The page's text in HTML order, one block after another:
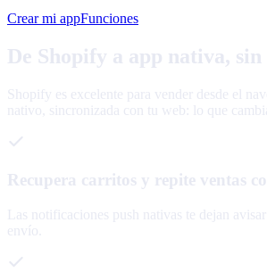
Crear mi appFunciones
De Shopify a app nativa,
Shopify es excelente para vender desde el
nativo, sincronizada con tu web: lo que
Recupera carritos y repite ventas
Las notificaciones push nativas te dejan
envío.